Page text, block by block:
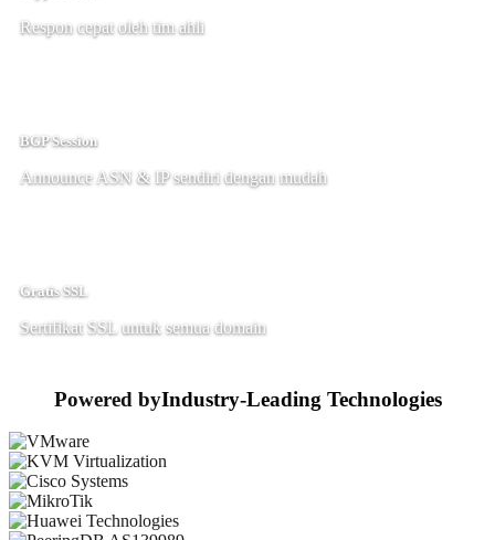
Respon cepat oleh tim ahli
BGP Session
Announce ASN & IP sendiri dengan mudah
Gratis SSL
Sertifikat SSL untuk semua domain
Powered byIndustry-Leading Technologies